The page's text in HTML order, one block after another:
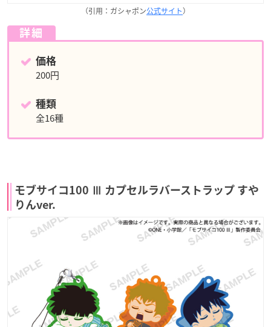
（引用：ガシャポン公式サイト）
詳細
価格
200円
種類
全16種
モブサイコ100 Ⅲ カプセルラバーストラップ すや
りんver.